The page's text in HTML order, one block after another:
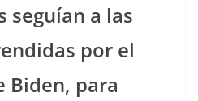
seguían a las
por el
Biden, para